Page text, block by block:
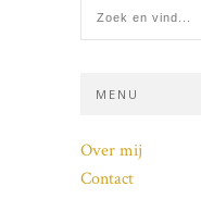
MENU
Over mij
Contact